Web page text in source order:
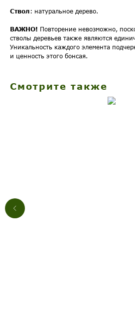
Ствол : натуральное дерево.
ВАЖНО! Повторение невозможно,
стволы деревьев также являются
Уникальность каждого элемента
и ценность этого бонсая.
Смотрите также